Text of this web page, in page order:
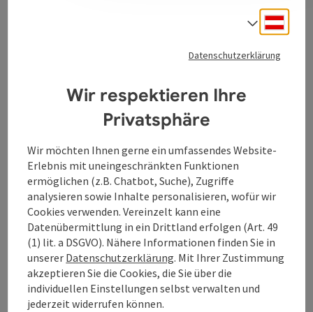
Vom ersten Gespräch bis zur Musterproduktion und
meisterhaften Ideen von PETRA AIGNER und Team
Kontakt
Öffnungszeiten
Anreise/Lage
Preise
Datenschutzerklärung
Wir respektieren Ihre
Privatsphäre
Wir möchten Ihnen gerne ein umfassendes Website-
Erlebnis mit uneingeschränkten Funktionen
ermöglichen (z.B. Chatbot, Suche), Zugriffe
analysieren sowie Inhalte personalisieren, wofür wir
Cookies verwenden. Vereinzelt kann eine
Datenübermittlung in ein Drittland erfolgen (Art. 49
(1) lit. a DSGVO). Nähere Informationen finden Sie in
unserer Datenschutzerklärung. Mit Ihrer Zustimmung
akzeptieren Sie die Cookies, die Sie über die
individuellen Einstellungen selbst verwalten und
jederzeit widerrufen können.